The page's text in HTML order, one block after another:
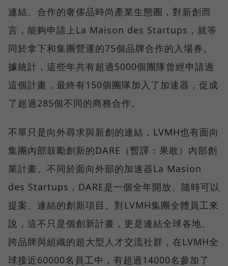
連結、合作的奢侈品時尚產業生態圈，對新創而
言，能夠申請上La Maison des Startups，就等
同於拿下和集團營運的75個品牌合作的入場券。
據統計，這些年共有超過5000個團隊曾經申請過
這個計畫，最終有150個團隊加入了加速器，促成
了超過285個不同的商務合作。
不單只是向外尋求與新創的連結，LVMH也有面向
集團內部鼓勵創新的DARE（暫譯：果敢）內部創
業計畫。不同於面向外部的加速器La Masion
des Startups，DARE是一個全年開放、隨時可以
提案、連結的創新項目。對LVMH集團全體員工來
說，這不只是個創新計畫，更是連結全球各地、
跨品牌與組織的超大型人才交流社群，在LVMH全
球接近60000名員工中，有超過14000名參加了